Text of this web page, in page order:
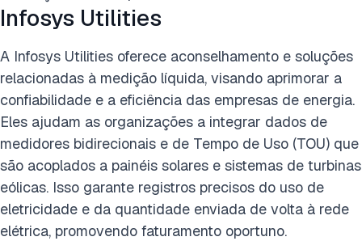
Infosys Utilities
A Infosys Utilities oferece aconselhamento e soluções
relacionadas à medição líquida, visando aprimorar a
confiabilidade e a eficiência das empresas de energia.
Eles ajudam as organizações a integrar dados de
medidores bidirecionais e de Tempo de Uso (TOU) que
são acoplados a painéis solares e sistemas de turbinas
eólicas. Isso garante registros precisos do uso de
eletricidade e da quantidade enviada de volta à rede
elétrica, promovendo faturamento oportuno.